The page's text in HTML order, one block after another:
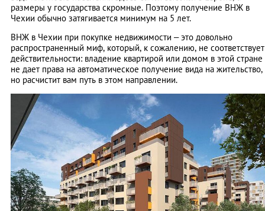
размеры у государства скромные. Поэтому получение ВНЖ в
Чехии обычно затягивается минимум на 5 лет.
ВНЖ в Чехии при покупке недвижимости – это довольно
распространенный миф, который, к сожалению, не соответствует
действительности: владение квартирой или домом в этой стране
не дает права на автоматическое получение вида на жительство,
но расчистит вам путь в этом направлении.